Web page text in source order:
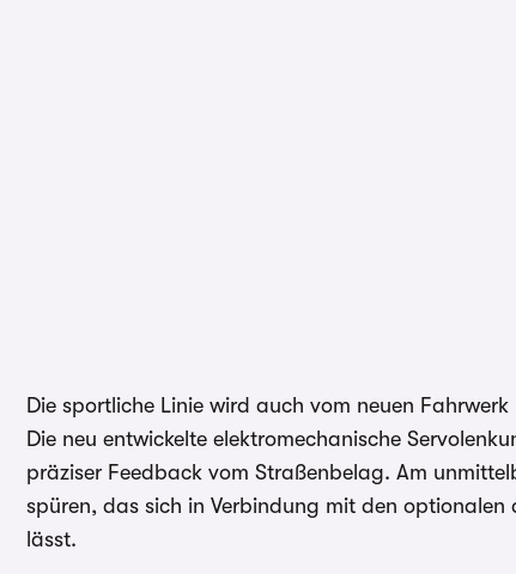
Die sportliche Linie wird auch vom neuen
Die neu entwickelte elektromechanische
präziser Feedback vom Straßenbelag. Am
spüren, das sich in Verbindung mit den
lässt.